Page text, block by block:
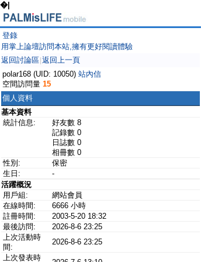
�|
登錄
用掌上論壇訪問本站,擁有更好閱讀體驗
返回討論區 返回上一頁
polar168 (UID: 10050) 站內信
空間訪問量 15
個人資料
基本資料
統計信息:
好友數 8
記錄數 0
日誌數 0
相冊數 0
性別:
保密
生日:
-
活躍概況
用戶組:
網站會員
在線時間:
6666 小時
註冊時間:
2003-5-20 18:32
最後訪問:
2026-8-6 23:25
上次活動時
間:
2026-8-6 23:25
上次發表時